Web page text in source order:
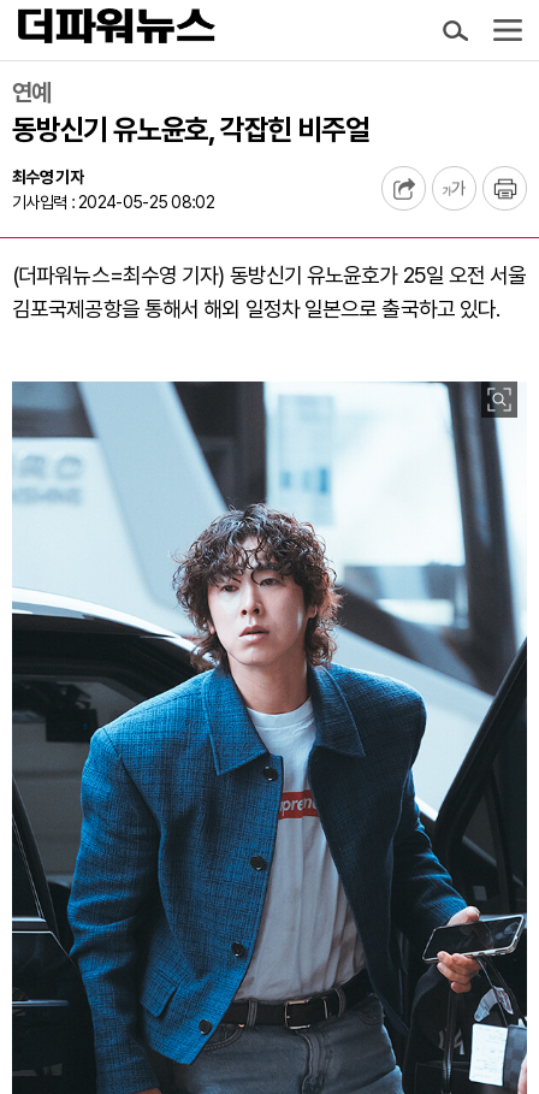
연예
동방신기 유노윤호, 각잡힌 비주얼
최수영 기자
기사입력 : 2024-05-25 08:02
(더파워뉴스=최수영 기자) 동방신기 유노윤호가 25일 오전 서울
김포국제공항을 통해서 해외 일정차 일본으로 출국하고 있다.